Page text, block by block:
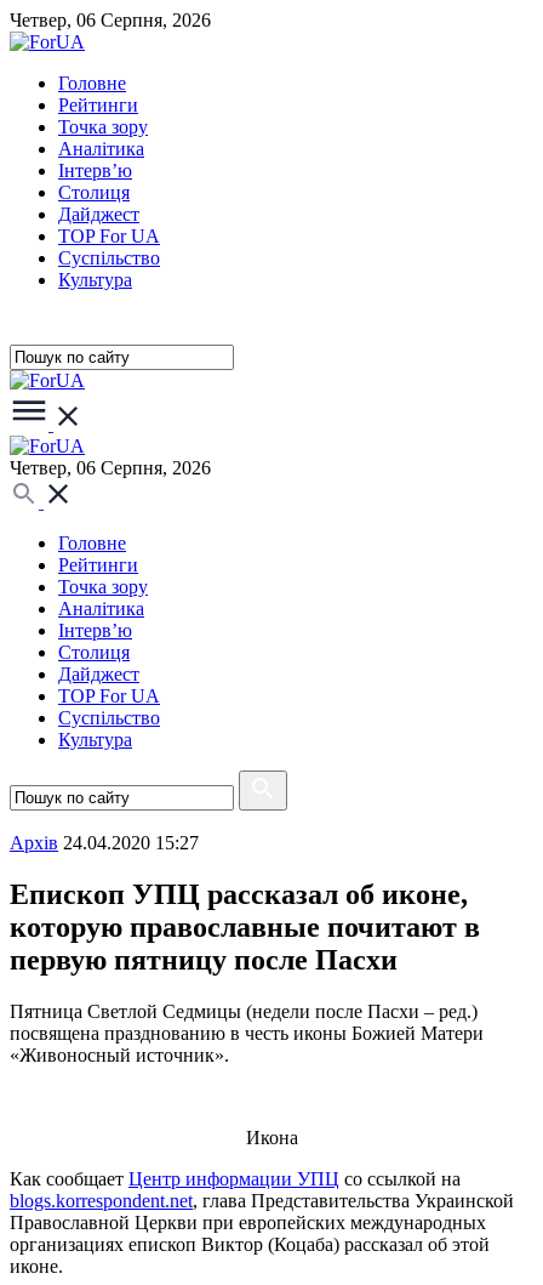
Четвер, 06 Серпня, 2026
Головне
Рейтинги
Точка зору
Аналітика
Інтерв’ю
Столиця
Дайджест
TOP For UA
Суспiльство
Культура
Четвер, 06 Серпня, 2026
Головне
Рейтинги
Точка зору
Аналітика
Інтерв’ю
Столиця
Дайджест
TOP For UA
Суспiльство
Культура
Архiв 24.04.2020 15:27
Епископ УПЦ рассказал об иконе,
которую православные почитают в
первую пятницу после Пасхи
Пятница Светлой Седмицы (недели после Пасхи – ред.)
посвящена празднованию в честь иконы Божией Матери
«Живоносный источник».
Икона
Как сообщает Центр информации УПЦ со ссылкой на
blogs.korrespondent.net, глава Представительства Украинской
Православной Церкви при европейских международных
организациях епископ Виктор (Коцаба) рассказал об этой
иконе.